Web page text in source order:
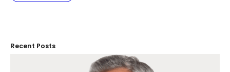
Recent Posts